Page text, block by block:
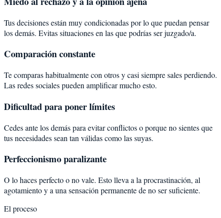
Tus decisiones están muy condicionadas por lo que puedan pensar
los demás. Evitas situaciones en las que podrías ser juzgado/a.
Comparación constante
Te comparas habitualmente con otros y casi siempre sales perdiendo.
Las redes sociales pueden amplificar mucho esto.
Dificultad para poner límites
Cedes ante los demás para evitar conflictos o porque no sientes que
tus necesidades sean tan válidas como las suyas.
Perfeccionismo paralizante
O lo haces perfecto o no vale. Esto lleva a la procrastinación, al
agotamiento y a una sensación permanente de no ser suficiente.
El proceso